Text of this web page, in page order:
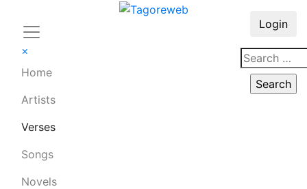
×
Home
Artists
Verses
Songs
Novels
Login